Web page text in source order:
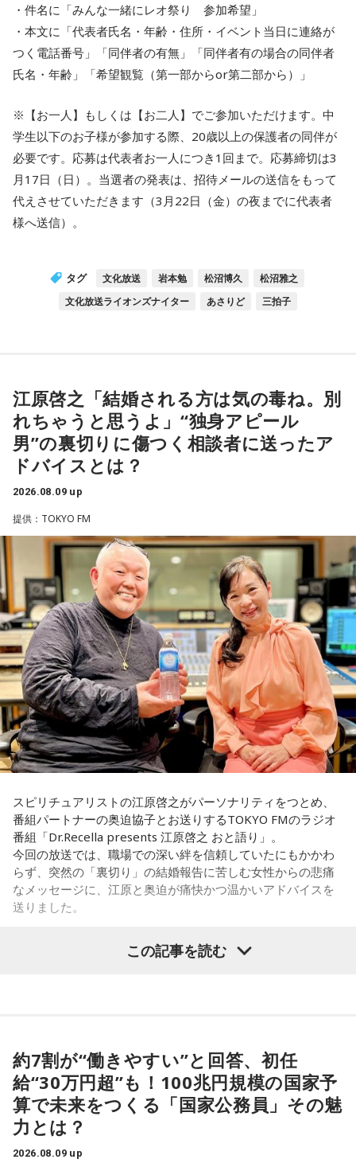
・件名に「みんな一緒にレオ祭り 参加希望」
・本文に「代表者氏名・年齢・住所・イベント当日に連絡が
つく電話番号」「同伴者の有無」「同伴者有の場合の同伴者
氏名・年齢」「希望観覧（第一部からor第二部から）」
※【お一人】もしくは【お二人】でご参加いただけます。中
学生以下のお子様が参加する際、20歳以上の保護者の同伴が
必要です。応募は代表者お一人につき1回まで。応募締切は3
月17日（日）。当選者の発表は、招待メールの送信をもって
代えさせていただきます（3月22日（金）の夜までに代表者
様へ送信）。
タグ 文化放送 岩本勉 松沼博久
松沼雅之
文化放送ライオンズナイター
あさりど 三拍子
江原啓之「結婚される方は気の毒ね。別
れちゃうと思うよ」“独身アピール
男”の裏切りに傷つく相談者に送ったア
ドバイスとは？
2026.08.09 up
提供：TOKYO FM
スピリチュアリストの江原啓之がパーソナリティをつとめ、
番組パートナーの奥迫協子とお送りするTOKYO FMのラジオ
番組「Dr.Recella presents 江原啓之 おと語り」。
今回の放送では、職場での深い絆を信頼していたにもかかわ
らず、突然の「裏切り」の結婚報告に苦しむ女性からの悲痛
なメッセージに、江原と奥迫が痛快かつ温かいアドバイスを
送りました。
私はある男性と4年前に職場で出会いました。男性は私の1つ
上で、高校教師です。とてもひょうきんな方で、話している
と楽しくて、すぐに仲良くなりました。ただ、男女関係はな
く、3年半以上、毎日LINEをしたり、仕事後にご飯に行った
り、海に行ったり、お花見をしたり、蛍を見に行ったりと、
楽しい時間を過ごしていました。
この記事を読む
約7割が“働きやすい”と回答、初任
給“30万円超”も！100兆円規模の国家予
算で未来をつくる「国家公務員」その魅
力とは？
2026.08.09 up